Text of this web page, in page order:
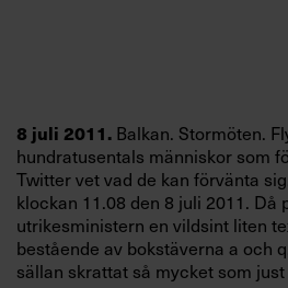
8 juli 2011. Balkan. Stormöten.
hundratusentals människor som
Twitter vet vad de kan förvänta
klockan 11.08 den 8 juli 2011. Då
utrikesministern en vildsint liten
bestående av bokstäverna a och
sällan skrattat så mycket som just